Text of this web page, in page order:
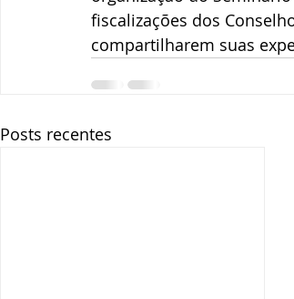
fiscalizações dos
compartilharem suas
Posts recentes